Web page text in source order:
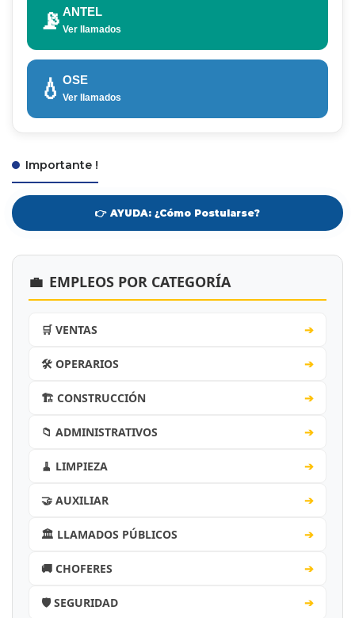
📡 ANTEL
Ver llamados
💧 OSE
Ver llamados
Importante !
👉 AYUDA: ¿Cómo Postularse?
💼 EMPLEOS POR CATEGORÍA
🛒 VENTAS ➔
🛠️ OPERARIOS ➔
🏗️ CONSTRUCCIÓN ➔
📁 ADMINISTRATIVOS ➔
🧹 LIMPIEZA ➔
🤝 AUXILIAR ➔
🏛️ LLAMADOS PÚBLICOS ➔
🚚 CHOFERES ➔
🛡️ SEGURIDAD ➔